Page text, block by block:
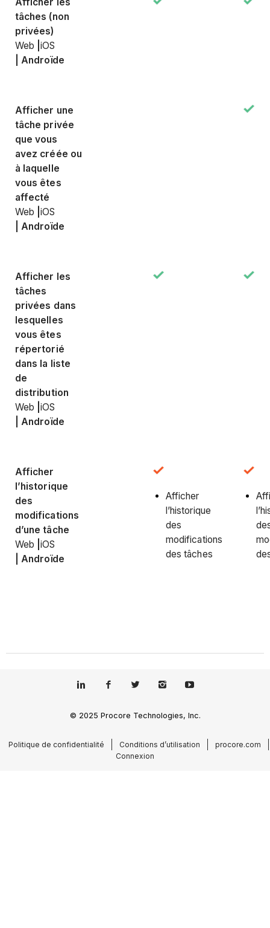
tâches (non
privées)
Web |iOS
Androïde
Afficher une
tâche privée
que vous
avez créée ou
à laquelle
vous êtes
affecté
Web |iOS
Androïde
Afficher les
tâches
privées dans
lesquelles
vous êtes
répertorié
dans la liste
de
distribution
Web |iOS
Androïde
Afficher
l’historique
des
modifications
d’une tâche
Web |iOS
Androïde
Afficher
l’historique
des
modifications
des tâches
© 2025 Procore Technologies, Inc.
Politique de confidentialité Conditions d’utilisation
procore.com
Connexion